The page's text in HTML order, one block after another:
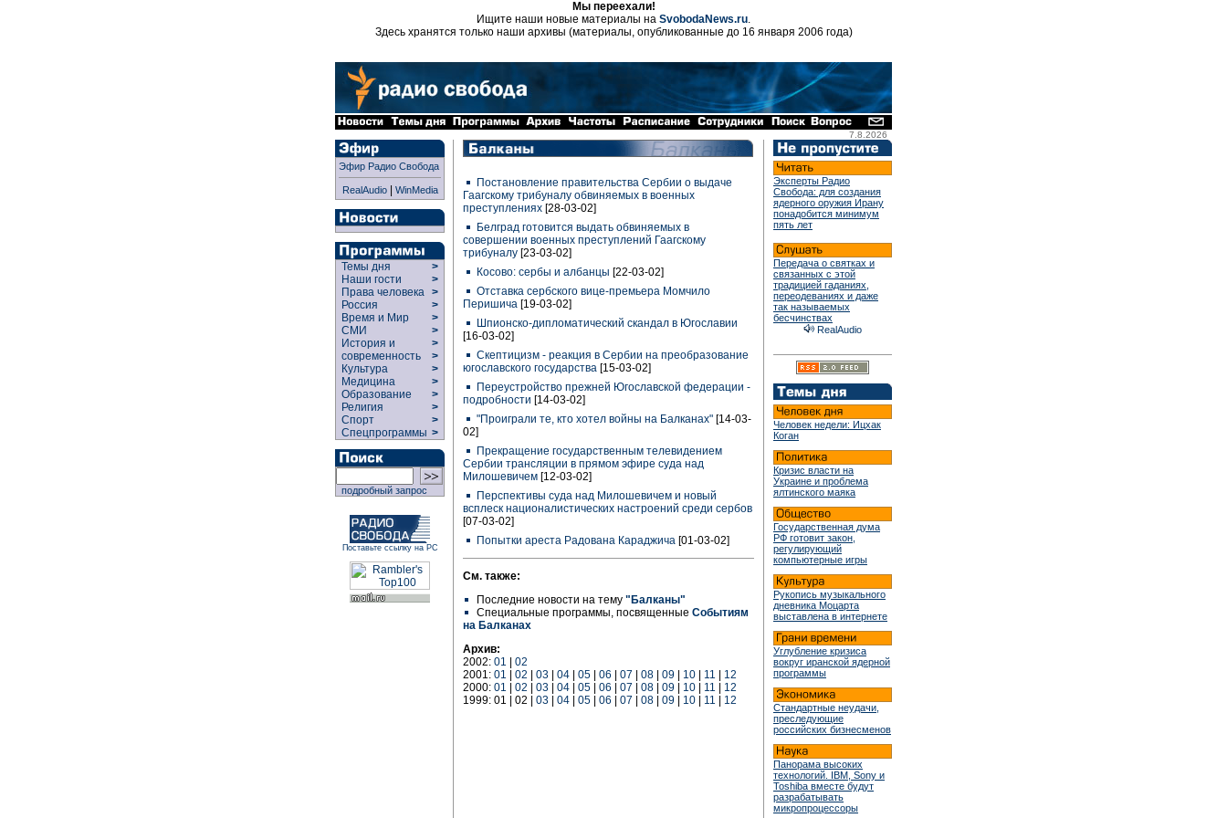
Мы переехали!
Ищите наши новые материалы на SvobodaNews.ru.
Здесь хранятся только наши архивы (материалы, опубликованные до 16 января 2006 года)
7.8.2026
Эфир Радио Свобода
RealAudio| WinMedia
Темы дня
>
Наши гости
>
Права человека >
Россия
>
Время и Мир
>
СМИ
>
История и
современность
>
>
Культура
>
Медицина
>
Образование
>
Религия
>
Спорт
>
Спецпрограммы >
подробный запрос
Поставьте ссылку на РС
Постановление правительства Сербии о выдаче
Гаагскому трибуналу обвиняемых в военных
преступлениях [28-03-02]
Белград готовится выдать обвиняемых в
совершении военных преступлений Гаагскому
трибуналу [23-03-02]
Косово: сербы и албанцы [22-03-02]
Отставка сербского вице-премьера Момчило
Перишича [19-03-02]
Шпионско-дипломатический скандал в Югославии
[16-03-02]
Скептицизм - реакция в Сербии на преобразование
югославского государства [15-03-02]
Переустройство прежней Югославской федерации -
подробности [14-03-02]
"Проиграли те, кто хотел войны на Балканах" [14-03-
02]
Прекращение государственным телевидением
Сербии трансляции в прямом эфире суда над
Милошевичем [12-03-02]
Перспективы суда над Милошевичем и новый
всплеск националистических настроений среди сербов
[07-03-02]
Попытки ареста Радована Караджича [01-03-02]
См. также:
Последние новости на тему "Балканы"
Специальные программы, посвященные Событиям
на Балканах
Архив:
2002: 01
02
2001: 01 02 03 04 05 06 07 08 09 10 11
12
2000: 01 02 03 04 05 06 07 08 09 10 11
12
1999: 01 | 02 | 03 04 05 06 07 08 09 10 11 12
Эксперты Радио
Свобода: для создания
ядерного оружия Ирану
понадобится минимум
пять лет
Передача о святках и
связанных с этой
традицией гаданиях,
переодеваниях и даже
так называемых
бесчинствах
RealAudio
Человек недели: Ицхак
Коган
Кризис власти на
Украине и проблема
ялтинского маяка
Государственная дума
РФ готовит закон,
регулирующий
компьютерные игры
Рукопись музыкального
дневника Моцарта
выставлена в интернете
Углубление кризиса
вокруг иранской ядерной
программы
Стандартные неудачи,
преследующие
российских бизнесменов
Панорама высоких
технологий. IBM, Sony и
Toshiba вместе будут
разрабатывать
микропроцессоры